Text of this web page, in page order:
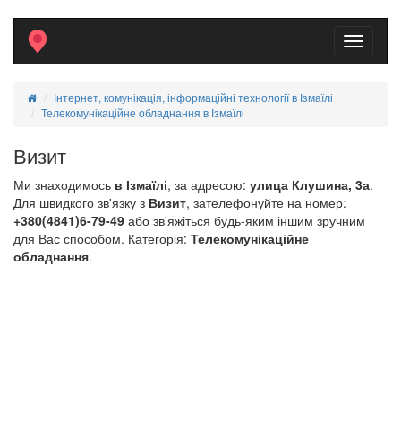
Toggle
Інтернет, комунікація, інформаційні технології в Ізмаїлі
Телекомунікаційне обладнання в Ізмаїлі
Визит
Ми знаходимось в Ізмаїлі, за адресою: улица Клушина, 3а.
Для швидкого зв'язку з Визит, зателефонуйте на номер:
+380(4841)6-79-49 або зв'яжіться будь-яким іншим зручним
для Вас способом. Категорія: Телекомунікаційне
обладнання.